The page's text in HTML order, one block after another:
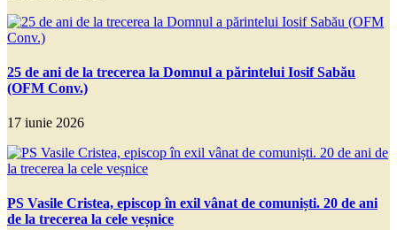
25 de ani de la trecerea la Domnul a părintelui Iosif Sabău
(OFM Conv.)
17 iunie 2026
PS Vasile Cristea, episcop în exil vânat de comuniști. 20 de ani
de la trecerea la cele veșnice